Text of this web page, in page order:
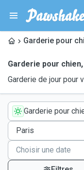
Garderie pour
Garderie pour chien,
Garderie de jour pour
Garderie pour